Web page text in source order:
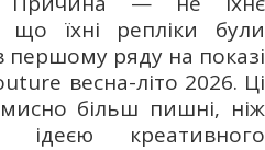
їхні репліки були
першому ряду на показі
весна-літо 2026. Ці
більш пишні, ніж
ідеєю креативного